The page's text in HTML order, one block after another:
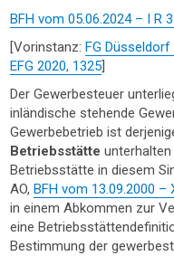
BFH vom 05.06.2024 – I R
[Vorinstanz:FG
EFG 2020, 1325]
Der Gewerbesteuer
inländische stehende
Gewerbebetrieb ist
Betriebsstätteunterhalten
Betriebsstätte in diesem
AO,BFH vom 13.09.2000 –
in einem Abkommen zur
eine
Bestimmung der